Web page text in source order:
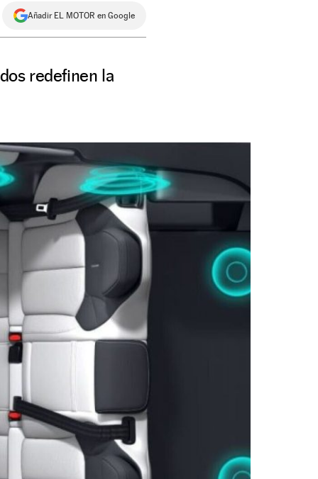
Añadir EL MOTOR en Google
redefinen la